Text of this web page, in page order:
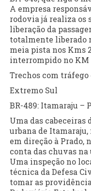
A empresa
rodovia já realiza os
liberação da
totalmente liberado
meia pista nos Kms
interrompido no KM
Trechos com
Extremo Sul
BR-489: Itamaraju –
Uma das cabeceiras
urbana de
em direção à Prado,
conta das chuvas
Uma inspeção no
técnica da Defesa
tomar as